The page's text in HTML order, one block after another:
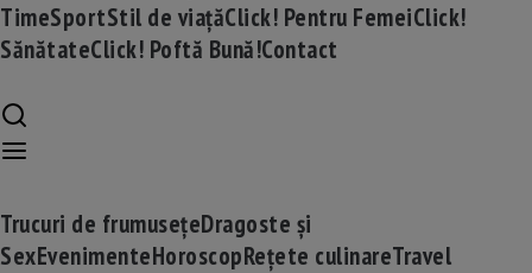
TimeSportStil de viațăClick! Pentru FemeiClick!
SănătateClick! Poftă Bună!Contact
Trucuri de frumusețeDragoste și
SexEvenimenteHoroscopRețete culinareTravel